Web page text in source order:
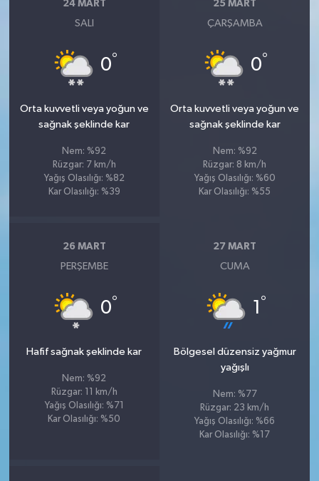
24 MART
SALI
0°
Orta kuvvetli veya yoğun ve
sağnak şeklinde kar
Nem: %92
Rüzgar: 7 km/h
Yağış Olasılığı: %82
Kar Olasılığı: %39
25 MART
ÇARŞAMBA
0°
Orta kuvvetli veya yoğun ve
sağnak şeklinde kar
Nem: %92
Rüzgar: 8 km/h
Yağış Olasılığı: %60
Kar Olasılığı: %55
26 MART
PERŞEMBE
0°
Hafif sağnak şeklinde kar
Nem: %92
Rüzgar: 11 km/h
Yağış Olasılığı: %71
Kar Olasılığı: %50
27 MART
CUMA
1 °
Bölgesel düzensiz yağmur
yağışlı
Nem: %77
Rüzgar: 23 km/h
Yağış Olasılığı: %66
Kar Olasılığı: %17